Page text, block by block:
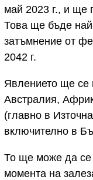
май 2023 г., и ще
Това ще бъде
затъмнение от
2042 г.
Явлението ще се
Австралия,
(главно в
включително в
То ще може да се
момента на